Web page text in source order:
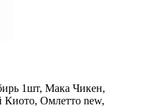
1шт, Мака Чикен,
Омлетто new,